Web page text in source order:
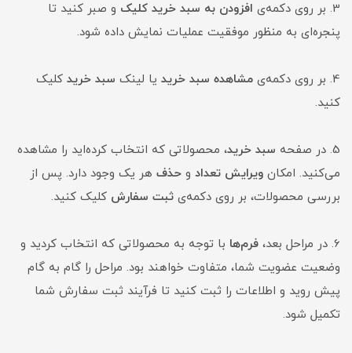
3. بر روی دکمه‌ی افزودن به سبد خرید کلیک و صبر کنید تا
پنجره‌ای به منظور موفقیت عملیات نمایش داده شود.
4. بر روی دکمه‌ی مشاهده سبد خرید یا لینک سبد خرید کلیک
کنید.
5. در صفحه سبد خرید، محصولاتی که انتخاب کرده‌اید را مشاهده
می‌کنید. امکان ویرایش تعداد و حذف هر یک وجود دارد. پس از
بررسی محصولات، بر روی دکمه‌ی ثبت سفارش کلیک کنید.
6. در مراحل بعد، فرم‌ها با توجه به محصولاتی که انتخاب کردید و
وضعیت عضویت شما، متفاوت خواهند بود. مراحل را گام به گام
پیش روید و اطلاعات را ثبت کنید تا فرآیند ثبت سفارش شما
تکمیل شود.